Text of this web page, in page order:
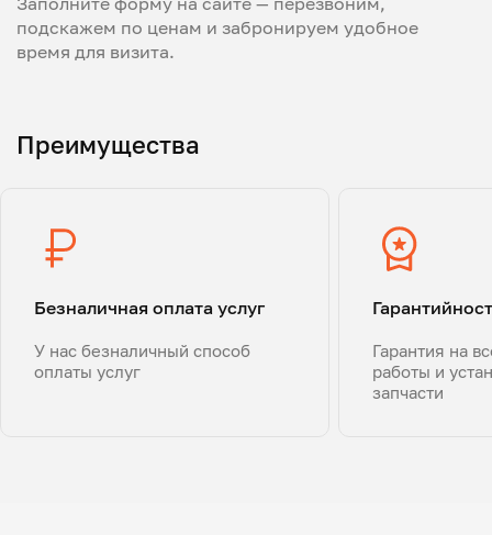
подскажем по ценам и забронируем удобное
время для визита.
Преимущества
Безналичная оплата услуг
У нас безналичный способ
оплаты услуг
Гарантия на
работы и
запчасти